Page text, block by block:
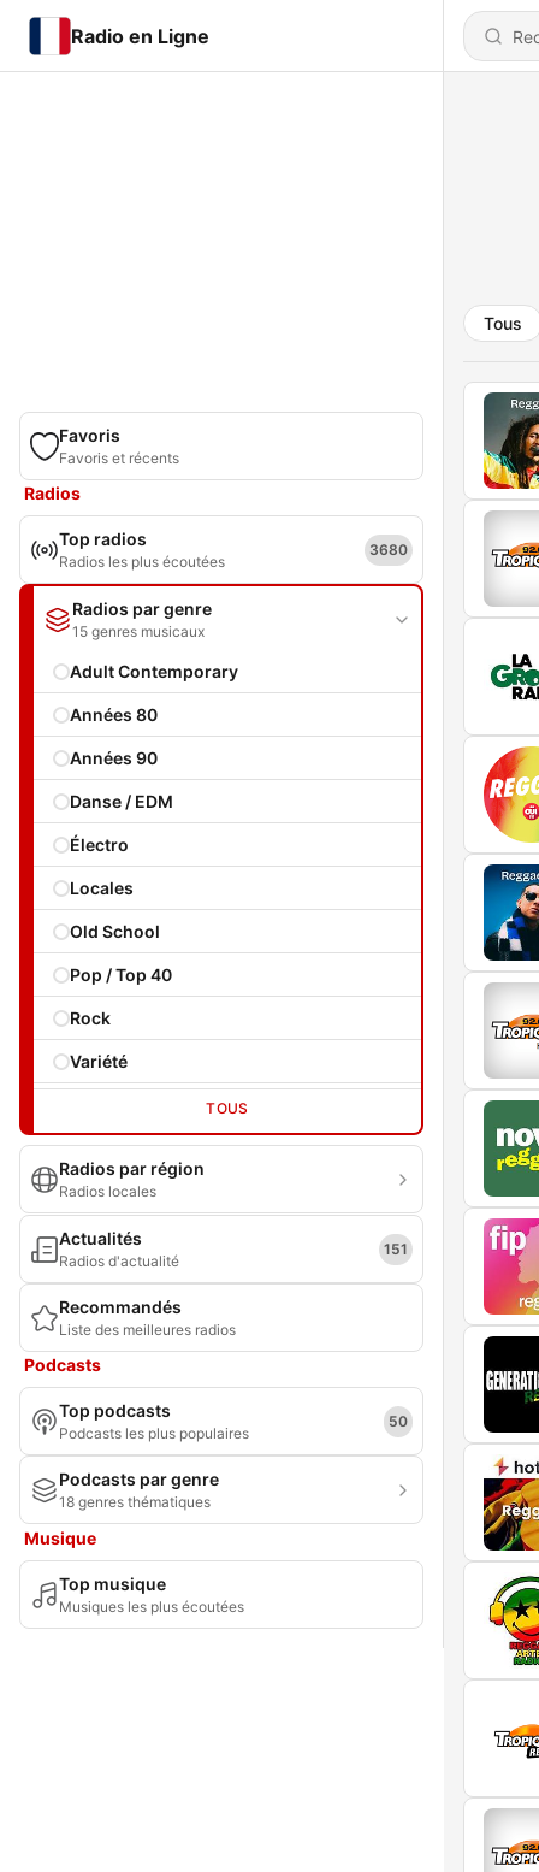
Radio en Ligne
Favoris
Favoris et récents
Radios
Top radios
Radios les plus écoutées
3680
Radios par genre
15 genres musicaux
Adult Contemporary
Années 80
Années 90
Danse / EDM
Électro
Locales
Old School
Pop / Top 40
Rock
Variété
TOUS
Radios par région
Radios locales
Actualités
Radios d'actualité
151
Recommandés
Liste des meilleures radios
Podcasts
Top podcasts
Podcasts les plus populaires
50
Podcasts par genre
18 genres thématiques
Musique
Top musique
Musiques les plus écoutées
Tous